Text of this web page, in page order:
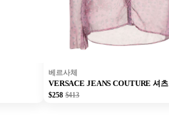
베르사체
VERSACE JEANS COUTURE 셔츠
$258 $413